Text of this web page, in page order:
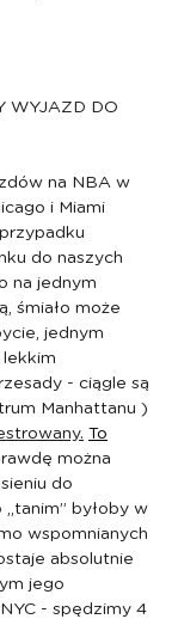
WYJAZD DO
na NBA w
i Miami
do naszych
na jednym
śmiało może
jednym
- ciągle są
Manhattanu )
To
można
do
byłoby w
wspomnianych
absolutnie
jego
- spędzimy 4